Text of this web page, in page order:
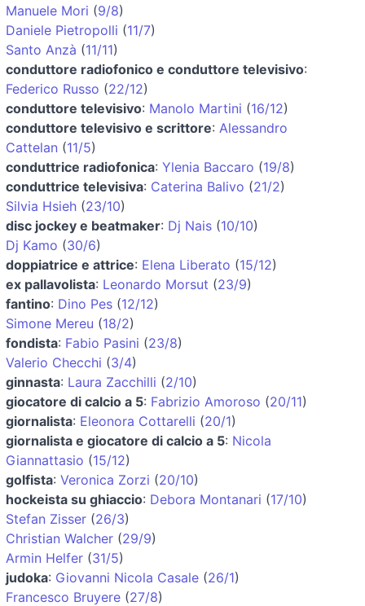
Manuele Mori (9/8)
Daniele Pietropolli (11/7)
Santo Anzà (11/11)
conduttore radiofonico e conduttore televisivo:
Federico Russo (22/12)
conduttore televisivo: Manolo Martini (16/12)
conduttore televisivo e scrittore: Alessandro
Cattelan (11/5)
conduttrice radiofonica: Ylenia Baccaro (19/8)
conduttrice televisiva: Caterina Balivo (21/2)
Silvia Hsieh (23/10)
disc jockey e beatmaker: Dj Nais (10/10)
Dj Kamo (30/6)
doppiatrice e attrice: Elena Liberato (15/12)
ex pallavolista: Leonardo Morsut (23/9)
fantino: Dino Pes (12/12)
Simone Mereu (18/2)
fondista: Fabio Pasini (23/8)
Valerio Checchi (3/4)
ginnasta: Laura Zacchilli (2/10)
giocatore di calcio a 5: Fabrizio Amoroso (20/11)
giornalista: Eleonora Cottarelli (20/1)
giornalista e giocatore di calcio a 5: Nicola
Giannattasio (15/12)
golfista: Veronica Zorzi (20/10)
hockeista su ghiaccio: Debora Montanari (17/10)
Stefan Zisser (26/3)
Christian Walcher (29/9)
Armin Helfer (31/5)
judoka: Giovanni Nicola Casale (26/1)
Francesco Bruyere (27/8)